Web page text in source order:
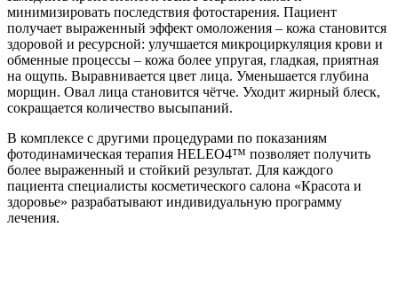
минимизировать последствия фотостарения. Пациент
получает выраженный эффект омоложения – кожа становится
здоровой и ресурсной: улучшается микроциркуляция крови и
обменные процессы – кожа более упругая, гладкая, приятная
на ощупь. Выравнивается цвет лица. Уменьшается глубина
морщин. Овал лица становится чётче. Уходит жирный блеск,
сокращается количество высыпаний.
В комплексе с другими процедурами по показаниям
фотодинамическая терапия HELEO4™ позволяет получить
более выраженный и стойкий результат. Для каждого
пациента специалисты косметического салона «Красота и
здоровье» разрабатывают индивидуальную программу
лечения.